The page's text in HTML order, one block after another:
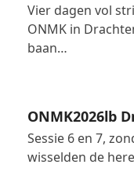
Vier dagen vol
ONMK in
baan…
ONMK2026lb
Sessie 6 en 7,
wisselden de